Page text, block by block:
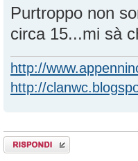
Purtroppo non
circa 15...mi sà
http://
http://
Rispondi al
messaggio